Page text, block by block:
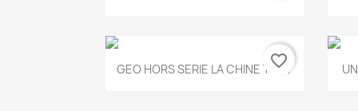
Aperçu rapide
GEO HORS SERIE LA CHINE T.497
favorite_border